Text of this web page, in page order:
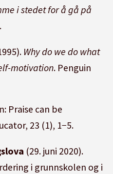
i stedet for å gå på
Why do we do what
motivation. Penguin
Praise can be
23 (1), 1−5.
(29. juni 2020).
i grunnskolen og i